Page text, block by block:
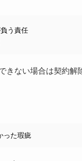
う責任
ない場合は契約解
った瑕疵